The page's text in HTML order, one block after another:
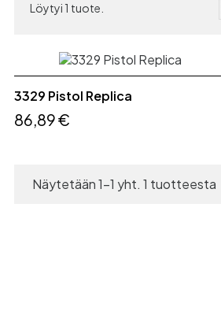
Löytyi 1 tuote.
3329 Pistol Replica
86,89 €
Näytetään 1-1 yht. 1 tuotteesta